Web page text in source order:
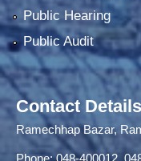
Public Hearing
Public Audit
Contact Details
Ramechhap Bazar,
Phone: 048-400012,